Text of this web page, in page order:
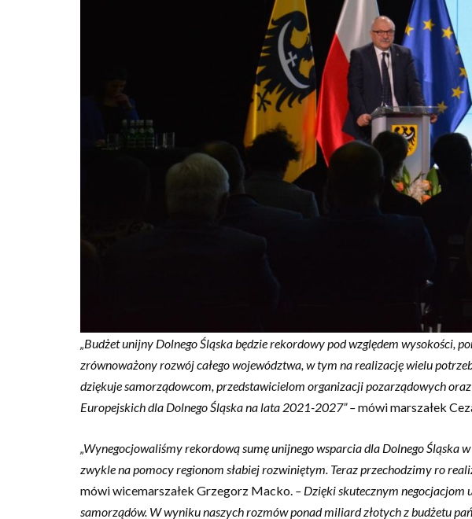
„Budżet unijny Dolnego Śląska będzie rekordowy pod względem wysokości,
zrównoważony rozwój całego województwa, w tym na realizację wielu
dziękuje samorządowcom, przedstawicielom organizacji pozarządowych
Europejskich dla Dolnego Śląska na lata 2021-2027” –mówi marszałek
„Wynegocjowaliśmy rekordową sumę unijnego wsparcia dla Dolnego Śląska
zwykle na pomocy regionom słabiej rozwiniętym. Teraz przechodzimy ro
mówi wicemarszałek Grzegorz Macko. – Dzięki skutecznym negocjacjom
samorządów. W wyniku naszych rozmów ponad miliard złotych z budżetu